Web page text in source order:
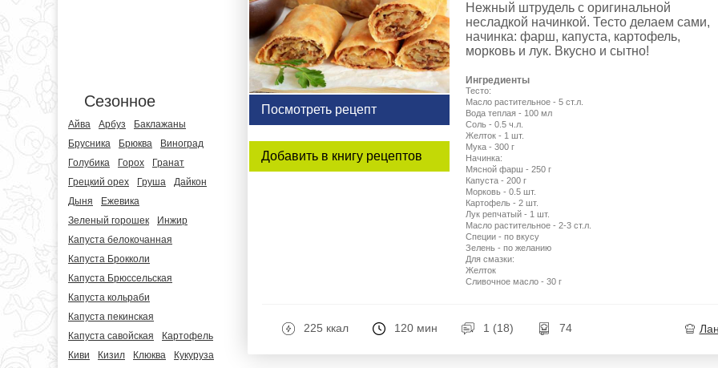
Сезонное
Айва Арбуз
Баклажаны
Брусника
Брюква
Виноград
Голубика
Горох
Гранат
Грецкий орех
Груша
Дайкон
Дыня
Ежевика
Зеленый горошек
Инжир
Капуста белокочанная
Капуста Брокколи
Капуста Брюссельская
Капуста кольраби
Капуста пекинская
Капуста савойская
Картофель
Киви
Кизил Клюква
Кукуруза
Посмотреть рецепт
Добавить в книгу рецептов
Нежный штрудель с оригинальной
несладкой начинкой. Тесто делаем сами,
начинка: фарш, капуста, картофель,
морковь и лук. Вкусно и сытно!
Ингредиенты
Тесто:
Масло растительное - 5 ст.л.
Вода теплая - 100 мл
Соль - 0.5 ч.л.
Желток - 1 шт.
Мука - 300 г
Начинка:
Мясной фарш - 250 г
Капуста - 200 г
Морковь - 0.5 шт.
Картофель - 2 шт.
Лук репчатый - 1 шт.
Масло растительное - 2-3 ст.л.
Специи - по вкусу
Зелень - по желанию
Для смазки:
Желток
Сливочное масло - 30 г
225 ккал 120 мин 1 (18) 74